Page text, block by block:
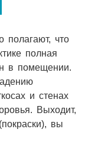
полагают, что
полная
в помещении.
и стенах
Выходит,
вы